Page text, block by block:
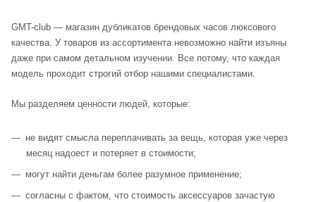
GMT-club — магазин дубликатов брендовых часов люксового
качества. У товаров из ассортимента невозможно найти изъяны
даже при самом детальном изучении. Все потому, что каждая
модель проходит строгий отбор нашими специалистами.
Мы разделяем ценности людей, которые:
не видят смысла переплачивать за вещь, которая уже через
месяц надоест и потеряет в стоимости;
могут найти деньгам более разумное применение;
согласны с фактом, что стоимость аксессуаров зачастую